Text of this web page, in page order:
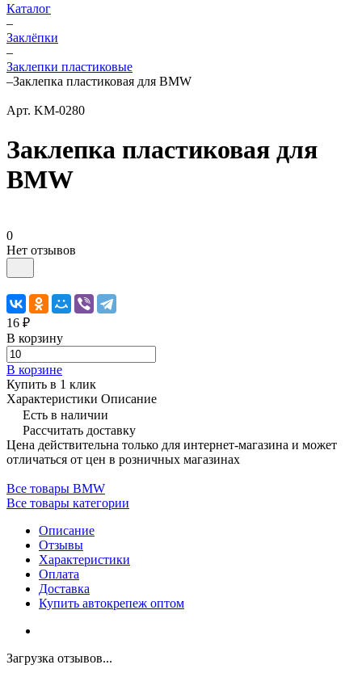
Каталог
–
Заклёпки
–
Заклепки пластиковые
–Заклепка пластиковая для BMW
Арт. KM-0280
Заклепка пластиковая для
BMW
0
Нет отзывов
16 ₽
В корзину
В корзине
Купить в 1 клик
Характеристики Описание
Есть в наличии
Рассчитать доставку
Цена действительна только для интернет-магазина и может
отличаться от цен в розничных магазинах
Все товары BMW
Все товары категории
Описание
Отзывы
Характеристики
Оплата
Доставка
Купить автокрепеж оптом
Загрузка отзывов...